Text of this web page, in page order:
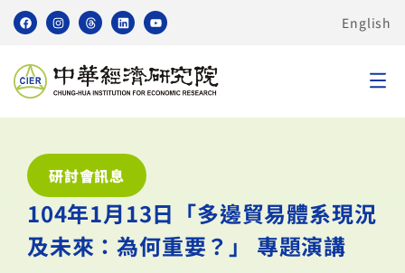
English
研討會訊息
104年1月13日「多邊貿易體系現況
及未來：為何重要？」 專題演講